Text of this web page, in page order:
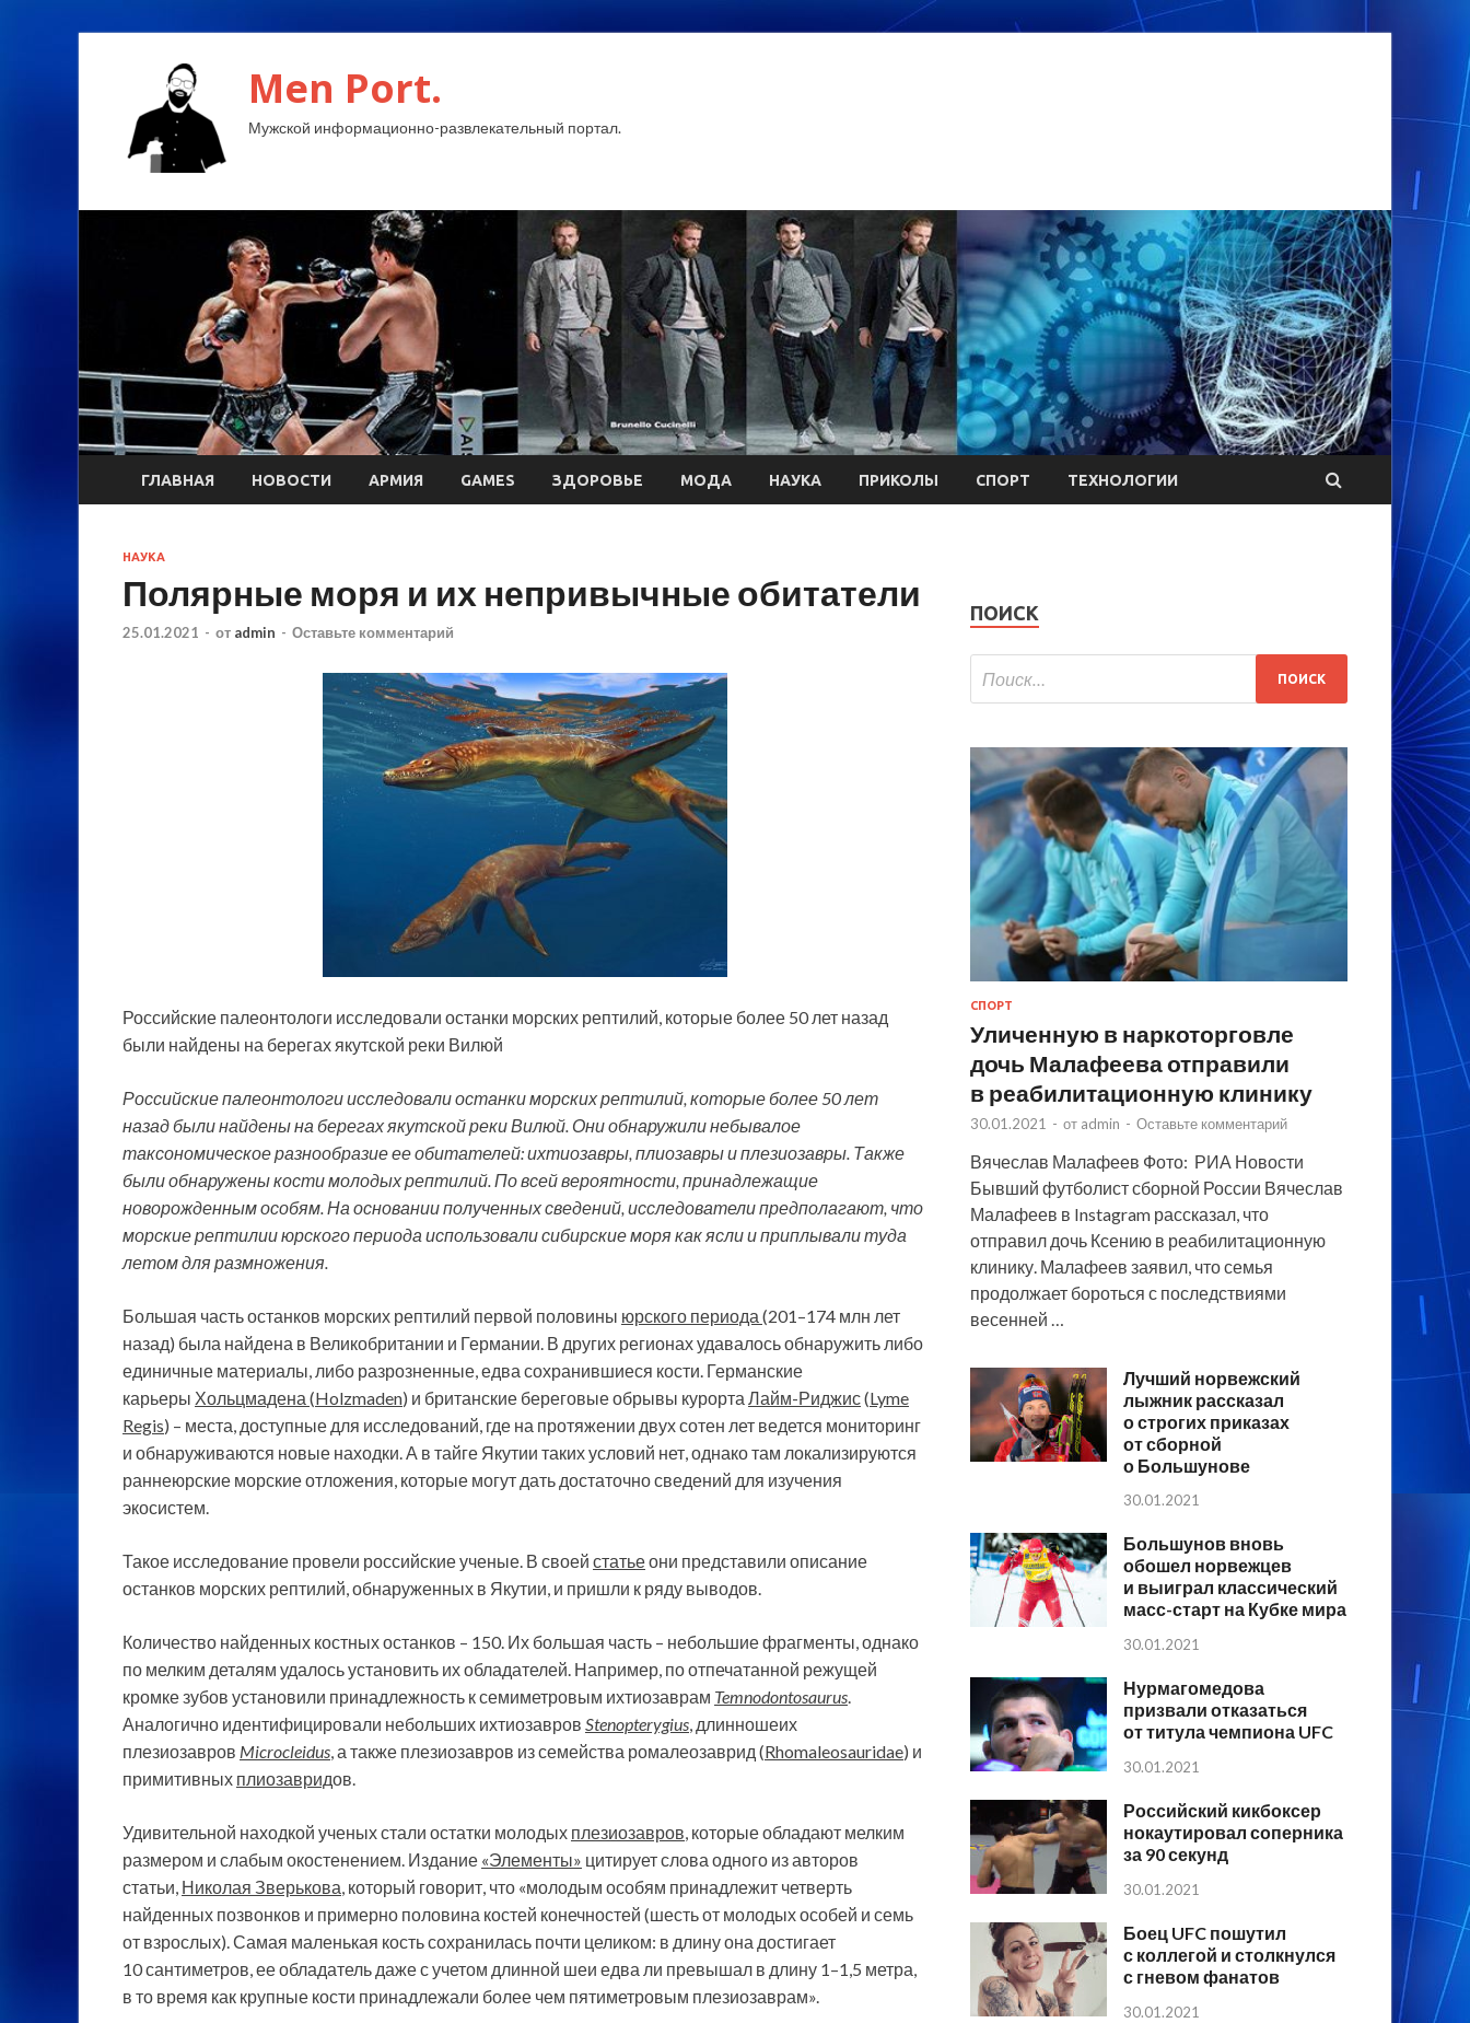
Men Port.
Мужской информационно-развлекательный портал.
ГЛАВНАЯ НОВОСТИ АРМИЯ GAMES ЗДОРОВЬЕ МОДА НАУКА ПРИКОЛЫ СПОРТ ТЕХНОЛОГИИ
НАУКА
Полярные моря и их непривычные обитатели
25.01.2021 - от admin - Оставьте комментарий
Российские палеонтологи исследовали останки морских рептилий, которые более 50 лет назад
были найдены на берегах якутской реки Вилюй
Российские палеонтологи исследовали останки морских рептилий, которые более 50 лет
назад были найдены на берегах якутской реки Вилюй. Они обнаружили небывалое
таксономическое разнообразие ее обитателей: ихтиозавры, плиозавры и плезиозавры. Также
были обнаружены кости молодых рептилий. По всей вероятности, принадлежащие
новорожденным особям. На основании полученных сведений, исследователи предполагают, что
морские рептилии юрского периода использовали сибирские моря как ясли и приплывали туда
летом для размножения.
Большая часть останков морских рептилий первой половины юрского периода (201–174 млн лет
назад) была найдена в Великобритании и Германии. В других регионах удавалось обнаружить либо
единичные материалы, либо разрозненные, едва сохранившиеся кости. Германские
карьеры Хольцмадена (Holzmaden) и британские береговые обрывы курорта Лайм-Риджис(Lyme
Regis) – места, доступные для исследований, где на протяжении двух сотен лет ведется мониторинг
и обнаруживаются новые находки. А в тайге Якутии таких условий нет, однако там локализируются
раннеюрские морские отложения, которые могут дать достаточно сведений для изучения
экосистем.
Такое исследование провели российские ученые. В своей статьеони представили описание
останков морских рептилий, обнаруженных в Якутии, и пришли к ряду выводов.
Количество найденных костных останков – 150. Их большая часть – небольшие фрагменты, однако
по мелким деталям удалось установить их обладателей. Например, по отпечатанной режущей
кромке зубов установили принадлежность к семиметровым ихтиозаврам Temnodontosaurus.
Аналогично идентифицировали небольших ихтиозавров Stenopterygius, длинношеих
плезиозавров Microcleidus, а также плезиозавров из семейства ромалеозаврид (Rhomaleosauridae) и
примитивных плиозавридов.
Удивительной находкой ученых стали остатки молодых плезиозавров, которые обладают мелким
размером и слабым окостенением. Издание «Элементы» цитирует слова одного из авторов
статьи, Николая Зверькова, который говорит, что «молодым особям принадлежит четверть
найденных позвонков и примерно половина костей конечностей (шесть от молодых особей и семь
от взрослых). Самая маленькая кость сохранилась почти целиком: в длину она достигает
10 сантиметров, ее обладатель даже с учетом длинной шеи едва ли превышал в длину 1–1,5 метра,
в то время как крупные кости принадлежали более чем пятиметровым плезиозаврам».
ПОИСК
СПОРТ
Уличенную в наркоторговле
дочь Малафеева отправили
в реабилитационную клинику
30.01.2021 - от admin - Оставьте комментарий
Вячеслав Малафеев Фото: РИА Новости
Бывший футболист сборной России Вячеслав
Малафеев в Instagram рассказал, что
отправил дочь Ксению в реабилитационную
клинику. Малафеев заявил, что семья
продолжает бороться с последствиями
весенней …
Лучший норвежский
лыжник рассказал
о строгих приказах
от сборной
о Большунове
30.01.2021
Большунов вновь
обошел норвежцев
и выиграл классический
масс-старт на Кубке мира
30.01.2021
Нурмагомедова
призвали отказаться
от титула чемпиона UFC
30.01.2021
Российский кикбоксер
нокаутировал соперника
за 90 секунд
30.01.2021
Боец UFC пошутил
с коллегой и столкнулся
с гневом фанатов
30.01.2021